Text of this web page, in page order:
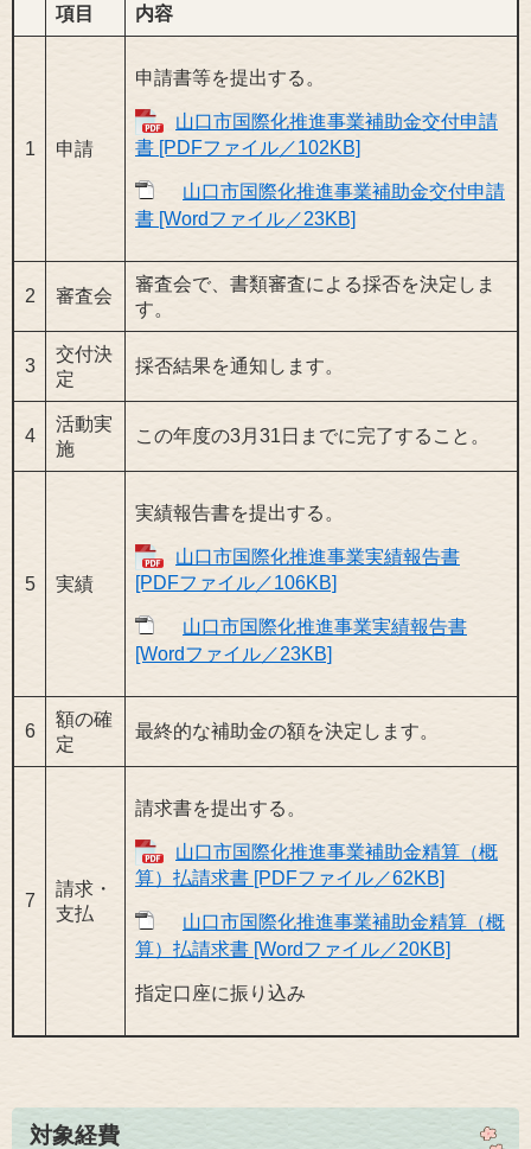
項目 内容
1 申請
申請書等を提出する。
山口市国際化推進事業補助金交付申請
書 [PDFファイル／102KB]
山口市国際化推進事業補助金交付申請
書 [Wordファイル／23KB]
2 審査会
審査会で、書類審査による採否を決定しま
す。
3
交付決
定
採否結果を通知します。
4
活動実
施
この年度の3月31日までに完了すること。
5 実績
実績報告書を提出する。
山口市国際化推進事業実績報告書
[PDFファイル／106KB]
山口市国際化推進事業実績報告書
[Wordファイル／23KB]
6
額の確
定
最終的な補助金の額を決定します。
7
請求・
支払
請求書を提出する。
山口市国際化推進事業補助金精算（概
算）払請求書 [PDFファイル／62KB]
山口市国際化推進事業補助金精算（概
算）払請求書 [Wordファイル／20KB]
指定口座に振り込み
対象経費